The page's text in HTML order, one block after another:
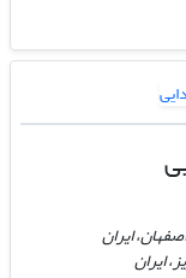
ایران
ایران